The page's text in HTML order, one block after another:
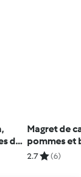
de
Magret de
pommes et
2.7 (6)